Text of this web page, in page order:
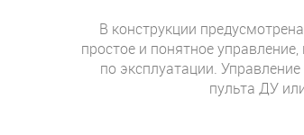
В конструкции
простое и понятное
по эксплуатации.
пульта ДУ